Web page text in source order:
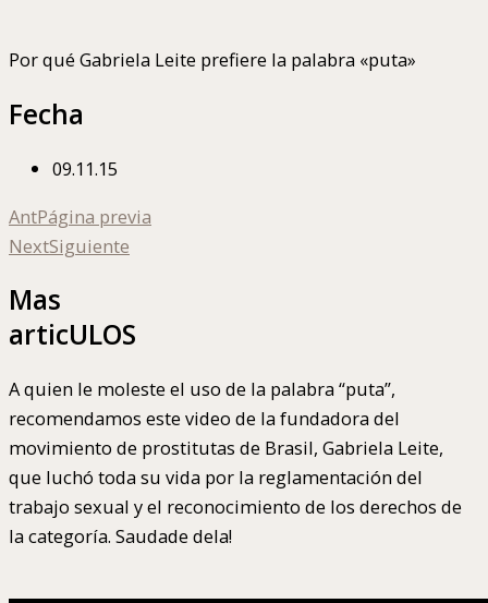
Por qué Gabriela Leite prefiere la palabra «puta»
Fecha
09.11.15
AntPágina previa
NextSiguiente
Mas
articULOS
A quien le moleste el uso de la palabra “puta”,
recomendamos este video de la fundadora del
movimiento de prostitutas de Brasil, Gabriela Leite,
que luchó toda su vida por la reglamentación del
trabajo sexual y el reconocimiento de los derechos de
la categoría. Saudade dela!